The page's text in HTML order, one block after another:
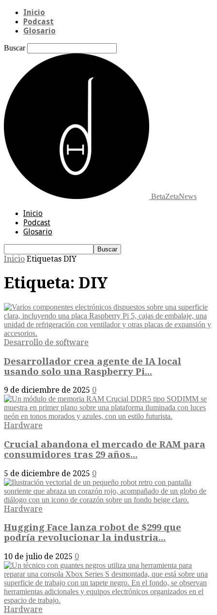
Inicio
Podcast
Glosario
Buscar
BetaZetaNews
Inicio
Podcast
Glosario
Inicio Etiquetas DIY
Etiqueta: DIY
Desarrollo de software
Desarrollador crea agente de IA local
usando solo una Raspberry Pi...
9 de diciembre de 2025 0
Hardware
Crucial abandona el mercado de RAM para
consumidores tras 29 años...
5 de diciembre de 2025 0
Hardware
Hugging Face lanza robot de $299 que
podría revolucionar la industria...
10 de julio de 2025 0
Hardware